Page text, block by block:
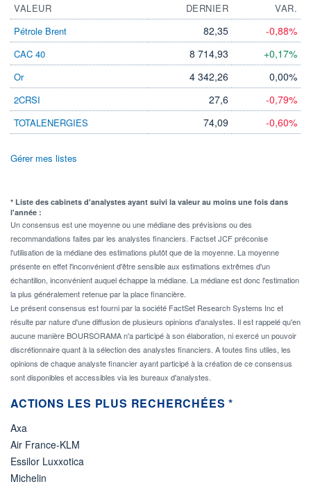
VALEUR DERNIER
VAR.
Pétrole Brent
82,35 -0,88%
CAC 40 8 714,93 +0,17%
Or 4 342,26 0,00%
2CRSI 27,6 -0,79%
TOTALENERGIES 74,09 -0,60%
Gérer mes listes
* Liste des cabinets d'analystes ayant suivi la valeur au moins une fois dans
l'année :
Un consensus est une moyenne ou une médiane des prévisions ou des
recommandations faites par les analystes financiers. Factset JCF préconise
l'utilisation de la médiane des estimations plutôt que de la moyenne. La moyenne
présente en effet l'inconvénient d'être sensible aux estimations extrêmes d'un
échantillon, inconvénient auquel échappe la médiane. La médiane est donc l'estimation
la plus généralement retenue par la place financière.
Le présent consensus est fourni par la société FactSet Research Systems Inc et
résulte par nature d'une diffusion de plusieurs opinions d'analystes. Il est rappelé qu'en
aucune manière BOURSORAMA n'a participé à son élaboration, ni exercé un pouvoir
discrétionnaire quant à la sélection des analystes financiers. A toutes fins utiles, les
opinions de chaque analyste financier ayant participé à la création de ce consensus
sont disponibles et accessibles via les bureaux d'analystes.
ACTIONS LES PLUS RECHERCHÉES *
Axa
Air France-KLM
Essilor Luxxotica
Michelin